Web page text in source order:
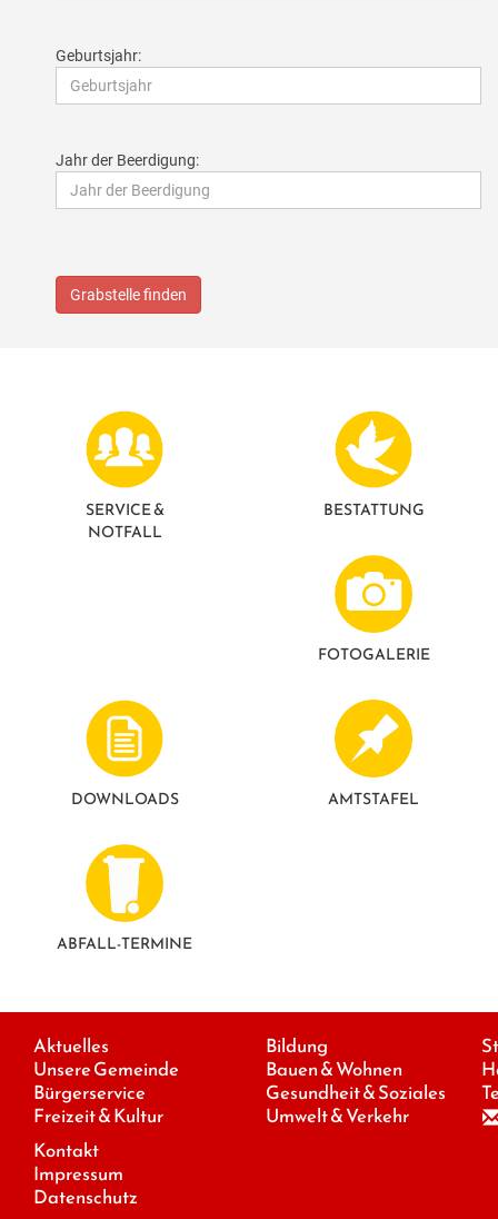
Geburtsjahr:
Jahr der Beerdigung:
Grabstelle finden
SERVICE &
NOTFALL
BESTATTUNG
FOTO­GALERIE
DOWNLOADS AMTSTAFEL
ABFALL-TERMINE
Aktuelles
Unsere Gemeinde
Bürgerservice
Freizeit & Kultur
Bildung
Bauen & Wohnen
Gesundheit & Soziales
Umwelt & Verkehr
Kontakt
Impressum
Datenschutz